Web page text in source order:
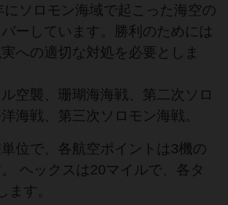
ソロモン海域で起こった海空の
ーしています。勝利のためには
への適切な対処を必要としま
空襲、珊瑚海海戦、第二次ソロ
海戦、第三次ソロモン海戦。
位で、各航空ポイントは3機の
ヘックスは20マイルで、各タ
ます。